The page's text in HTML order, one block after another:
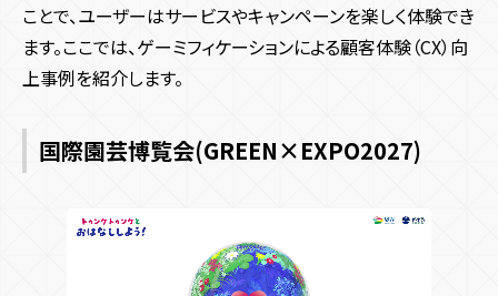
ことで、ユーザーはサービスやキャンペーンを楽しく体験でき
ます。ここでは、ゲーミフィケーションによる顧客体験（CX）向
上事例を紹介します。
国際園芸博覧会(GREEN×EXPO2027)